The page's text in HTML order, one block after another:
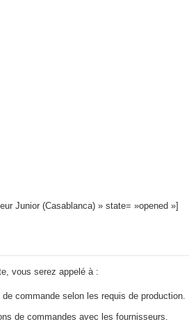
Junior (Casablanca) » state= »opened »]
vous serez appelé à :
commande selon les requis de production.
de commandes avec les fournisseurs.